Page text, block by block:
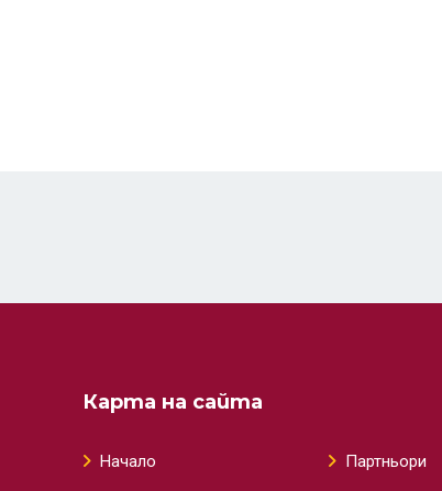
Карта на сайта
Начало Партньори